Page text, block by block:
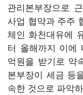
관리본부장으로
사업 협약과 주주
체인 화천대유에
터 올해까지 이에
억원을 받기로 약
본부장이 세금 등
속한 것으로 파악